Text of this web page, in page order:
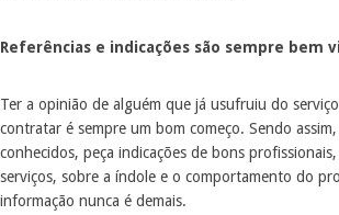
Referências e indicações são sempre bem
Ter a opinião de alguém que já usufruiu do
contratar é sempre um bom começo. Sendo
conhecidos, peça indicações de bons
serviços, sobre a índole e o comportamento do
informação nunca é demais.